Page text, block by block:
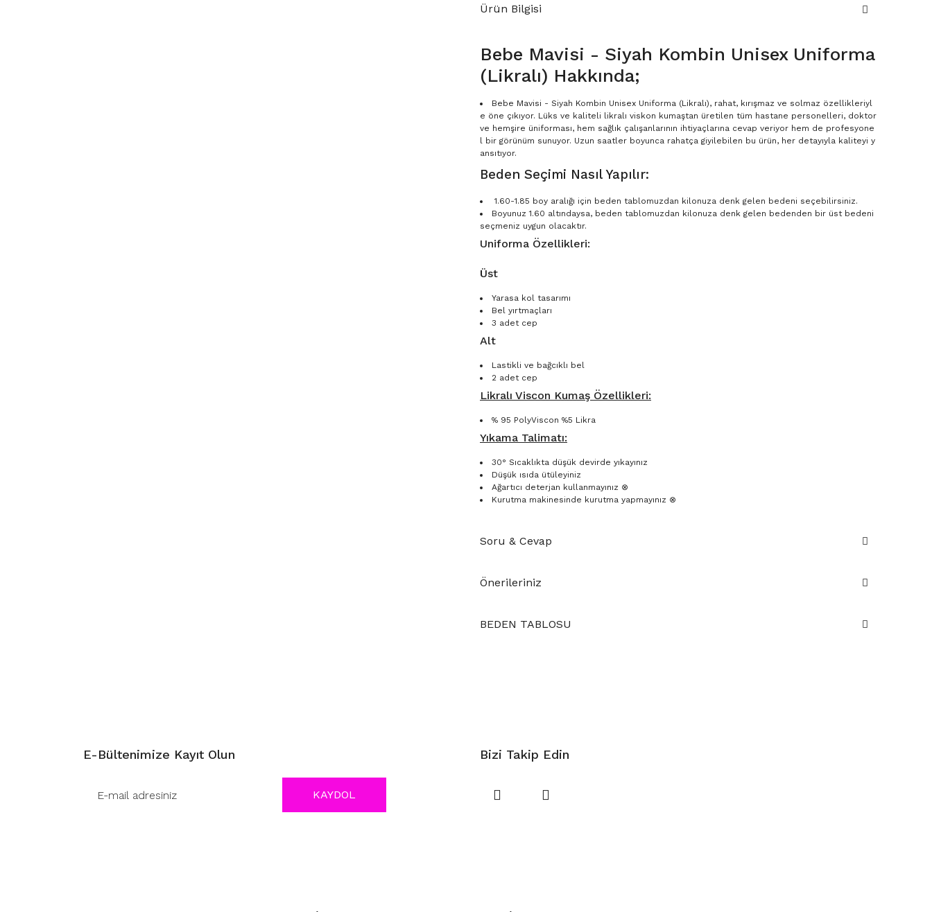
Ürün Bilgisi
Bebe Mavisi - Siyah Kombin Unisex Uniforma
(Likralı) Hakkında;
Bebe Mavisi - Siyah Kombin Unisex Uniforma (Likralı), rahat, kırışmaz ve solmaz özellikleriyl
e öne çıkıyor. Lüks ve kaliteli likralı viskon kumaştan üretilen tüm hastane personelleri, doktor
ve hemşire üniforması, hem sağlık çalışanlarının ihtiyaçlarına cevap veriyor hem de profesyone
l bir görünüm sunuyor. Uzun saatler boyunca rahatça giyilebilen bu ürün, her detayıyla kaliteyi y
ansıtıyor.
Beden Seçimi Nasıl Yapılır:
1.60-1.85 boy aralığı için beden tablomuzdan kilonuza denk gelen bedeni seçebilirsiniz.
Boyunuz 1.60 altındaysa, beden tablomuzdan kilonuza denk gelen bedenden bir üst bedeni
seçmeniz uygun olacaktır.
Uniforma Özellikleri:
Üst
Yarasa kol tasarımı
Bel yırtmaçları
3 adet cep
Alt
Lastikli ve bağcıklı bel
2 adet cep
Likralı Viscon Kumaş Özellikleri:
% 95 PolyViscon %5 Likra
Yıkama Talimatı:
30° Sıcaklıkta düşük devirde yıkayınız
Düşük ısıda ütüleyiniz
Ağartıcı deterjan kullanmayınız ⊗
Kurutma makinesinde kurutma yapmayınız ⊗
Soru & Cevap
Önerileriniz
BEDEN TABLOSU
E-Bültenimize Kayıt Olun
KAYDOL
Bizi Takip Edin